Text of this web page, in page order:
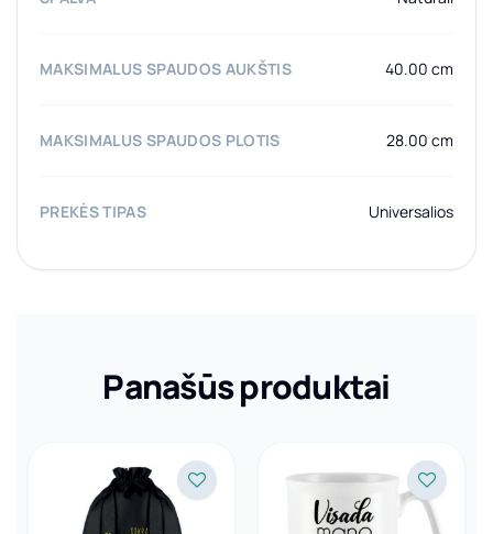
MAKSIMALUS SPAUDOS AUKŠTIS 40.00 cm
MAKSIMALUS SPAUDOS PLOTIS 28.00 cm
PREKĖS TIPAS Universalios
Panašūs produktai